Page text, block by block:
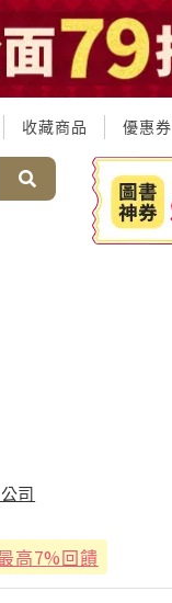
收藏商品 優惠券
司
高7%回饋